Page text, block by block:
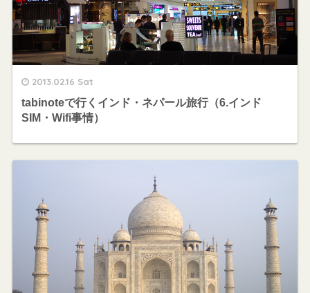
2013.02.16 Sat
tabinoteで行くインド・ネパール旅行（6.インド
SIM・Wifi事情）